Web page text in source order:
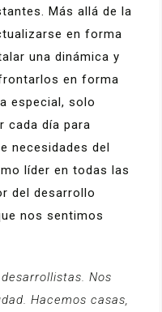
Más allá de la
en forma
una dinámica y
en forma
especial, solo
cada día para
necesidades del
líder en todas las
del desarrollo
nos sentimos
Nos
Hacemos casas,